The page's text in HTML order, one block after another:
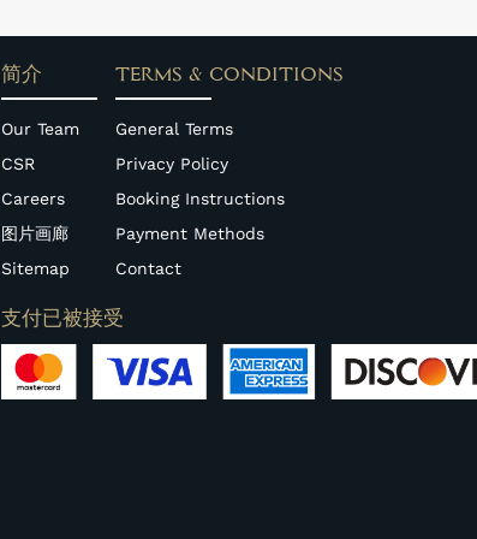
简介
Our Team
CSR
Careers
图片画廊
Sitemap
TERMS & CONDITIONS
General Terms
Privacy Policy
Booking Instructions
Payment Methods
Contact
支付已被接受